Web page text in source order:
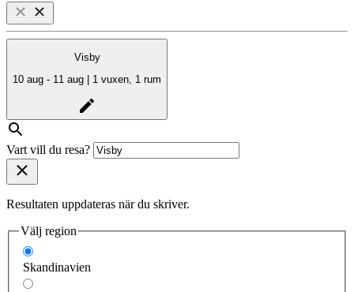
Visby
10 aug - 11 aug | 1 vuxen, 1 rum
Vart vill du resa?
Resultaten uppdateras när du skriver.
Välj region
Skandinavien